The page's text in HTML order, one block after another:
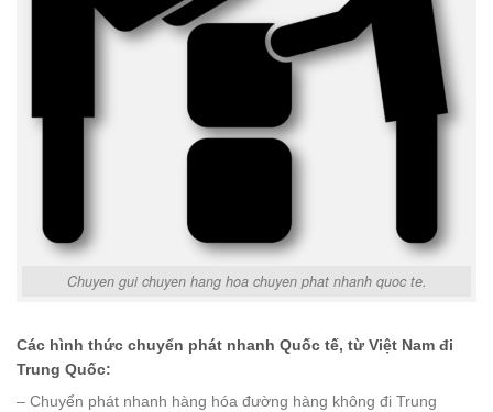
Chuyen gui chuyen hang hoa chuyen phat nhanh quoc te.
Các hình thức chuyển phát nhanh Quốc tế, từ Việt Nam đi
Trung Quốc:
– Chuyển phát nhanh hàng hóa đường hàng không đi Trung